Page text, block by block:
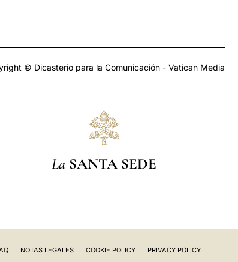
© Dicasterio para la Comunicación - Vatican Media
La SANTA SEDE
NOTAS LEGALES COOKIE POLICY PRIVACY POLICY